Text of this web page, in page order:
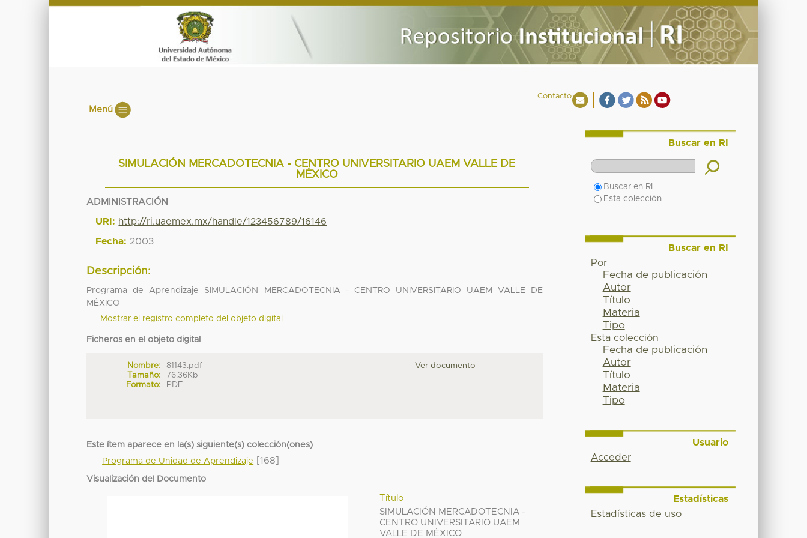
Contacto
Menú
SIMULACIÓN MERCADOTECNIA - CENTRO UNIVERSITARIO UAEM VALLE DE
MÉXICO
ADMINISTRACIÓN
URI: http://ri.uaemex.mx/handle/123456789/16146
Fecha: 2003
Descripción:
Programa de Aprendizaje SIMULACIÓN MERCADOTECNIA - CENTRO UNIVERSITARIO UAEM VALLE DE
MÉXICO
Mostrar el registro completo del objeto digital
Ficheros en el objeto digital
Nombre:
81143.pdf
Tamaño:
76.36Kb
Formato:
PDF
Ver documento
Este ítem aparece en la(s) siguiente(s) colección(ones)
Programa de Unidad de Aprendizaje
[168]
Visualización del Documento
Título
SIMULACIÓN MERCADOTECNIA -
CENTRO UNIVERSITARIO UAEM
VALLE DE MÉXICO
Buscar en RI
Buscar en RI
Esta colección
Buscar en RI
Por
Fecha de publicación
Autor
Título
Materia
Tipo
Esta colección
Fecha de publicación
Autor
Título
Materia
Tipo
Usuario
Acceder
Estadísticas
Estadísticas de uso